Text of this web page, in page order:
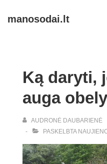
Skipmanosodai.lt
Ką daryti,
auga
AUDRONĖ DAUBARIENĖ
PASKELBTA